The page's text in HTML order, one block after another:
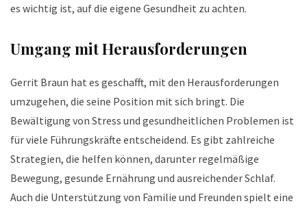
es wichtig ist, auf die eigene Gesundheit zu achten.
Umgang mit Herausforderungen
Gerrit Braun hat es geschafft, mit den Herausforderungen
umzugehen, die seine Position mit sich bringt. Die
Bewältigung von Stress und gesundheitlichen Problemen ist
für viele Führungskräfte entscheidend. Es gibt zahlreiche
Strategien, die helfen können, darunter regelmäßige
Bewegung, gesunde Ernährung und ausreichender Schlaf.
Auch die Unterstützung von Familie und Freunden spielt eine